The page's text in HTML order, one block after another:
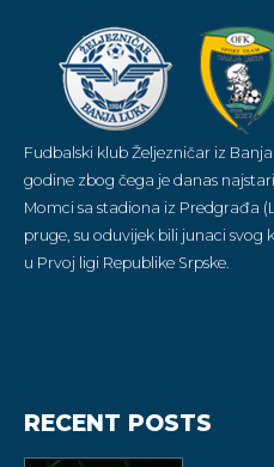
Fudbalski klub Željezničar iz
godine zbog čega je danas
Momci sa stadiona iz Predgrađa
pruge, su oduvijek bili junaci
u Prvoj ligi Republike Srpske.
RECENT POSTS